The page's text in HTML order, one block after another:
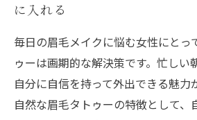
に入れる
毎日の眉毛メイクに悩む女性にとっ
ゥーは画期的な解決策です。忙しい
自分に自信を持って外出できる魅力
自然な眉毛タトゥーの特徴として、